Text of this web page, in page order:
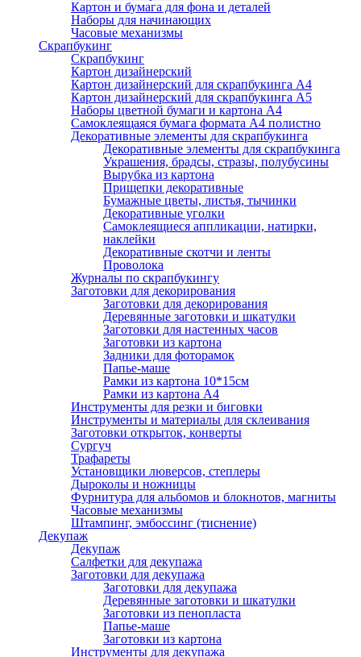
Картон и бумага для фона и деталей
Наборы для начинающих
Часовые механизмы
Скрапбукинг
Скрапбукинг
Картон дизайнерский
Картон дизайнерский для скрапбукинга А4
Картон дизайнерский для скрапбукинга А5
Наборы цветной бумаги и картона А4
Самоклеящаяся бумага формата А4 полистно
Декоративные элементы для скрапбукинга
Декоративные элементы для скрапбукинга
Украшения, брадсы, стразы, полубусины
Вырубка из картона
Прищепки декоративные
Бумажные цветы, листья, тычинки
Декоративные уголки
Самоклеящиеся аппликации, натирки,
наклейки
Декоративные скотчи и ленты
Проволока
Журналы по скрапбукингу
Заготовки для декорирования
Заготовки для декорирования
Деревянные заготовки и шкатулки
Заготовки для настенных часов
Заготовки из картона
Задники для фоторамок
Папье-маше
Рамки из картона 10*15см
Рамки из картона А4
Инструменты для резки и биговки
Инструменты и материалы для склеивания
Заготовки открыток, конверты
Сургуч
Трафареты
Установщики люверсов, степлеры
Дыроколы и ножницы
Фурнитура для альбомов и блокнотов, магниты
Часовые механизмы
Штампинг, эмбоссинг (тиснение)
Декупаж
Декупаж
Салфетки для декупажа
Заготовки для декупажа
Заготовки для декупажа
Деревянные заготовки и шкатулки
Заготовки из пенопласта
Папье-маше
Заготовки из картона
Инструменты для декупажа